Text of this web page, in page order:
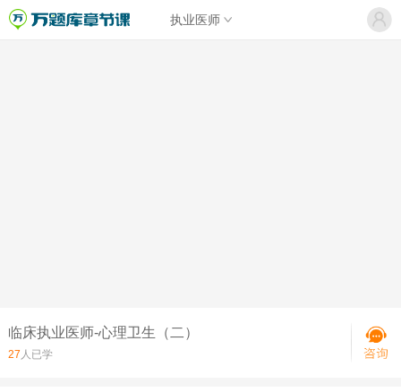
执业医师
临床执业医师-心理卫生（二）
27 人已学